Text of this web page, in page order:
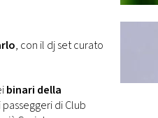
, con il dj set curato
binari della
di Club